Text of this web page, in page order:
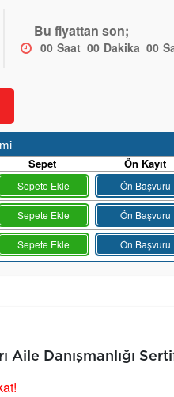
Bu fiyattan son;
00 Saat 00 Dakika 00
Sepet
Ön Kayıt
Sepete Ekle Ön Başvuru
Sepete Ekle Ön Başvuru
Sepete Ekle Ön Başvuru
Aile Danışmanlığı